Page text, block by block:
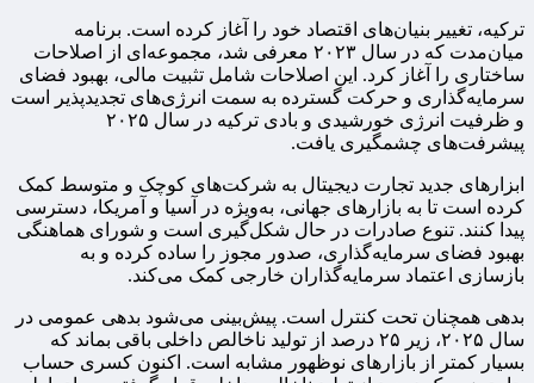
ترکیه، تغییر بنیان‌های اقتصاد خود را آغاز کرده است. برنامه
میان‌مدت که در سال ۲۰۲۳ معرفی شد، مجموعه‌ای از اصلاحات
ساختاری را آغاز کرد. این اصلاحات شامل تثبیت مالی، بهبود فضای
سرمایه‌گذاری و حرکت گسترده به سمت انرژی‌های تجدیدپذیر است
و ظرفیت انرژی خورشیدی و بادی ترکیه در سال ۲۰۲۵
پیشرفت‌های چشمگیری یافت.
ابزارهای جدید تجارت دیجیتال به شرکت‌های کوچک و متوسط کمک
کرده است تا به بازارهای جهانی، به‌ویژه در آسیا و آمریکا، دسترسی
پیدا کنند. تنوع صادرات در حال شکل‌گیری است و شورای هماهنگی
بهبود فضای سرمایه‌گذاری، صدور مجوز را ساده کرده و به
بازسازی اعتماد سرمایه‌گذاران خارجی کمک می‌کند.
بدهی همچنان تحت کنترل است. پیش‌بینی می‌شود بدهی عمومی در
سال ۲۰۲۵، زیر ۲۵ درصد از تولید ناخالص داخلی باقی بماند که
بسیار کمتر از بازارهای نوظهور مشابه است. اکنون کسری حساب